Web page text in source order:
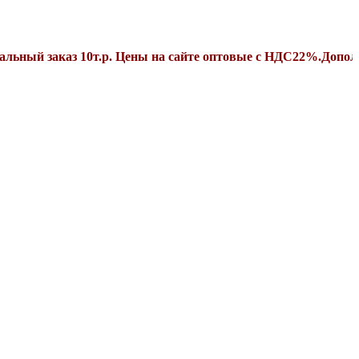
10т.р. Цены на сайте оптовые с